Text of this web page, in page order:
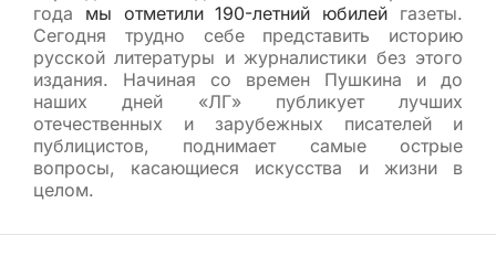
года мы отметили 190-летний юбилей газеты.
Сегодня трудно себе представить историю
русской литературы и журналистики без этого
издания. Начиная со времен Пушкина и до
наших дней «ЛГ» публикует лучших
отечественных и зарубежных писателей и
публицистов, поднимает самые острые
вопросы, касающиеся искусства и жизни в
целом.